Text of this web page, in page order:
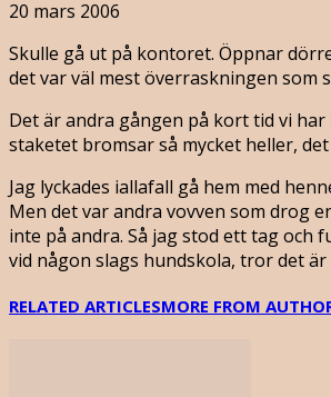
20 mars 2006
Skulle gå ut på kontoret. Öppnar
det var väl mest överraskningen som
Det är andra gången på kort tid vi
staketet bromsar så mycket heller,
Jag lyckades iallafall gå hem med
Men det var andra vovven som drog
inte på andra. Så jag stod ett tag och
vid någon slags hundskola, tror det
RELATED ARTICLESMORE FROM